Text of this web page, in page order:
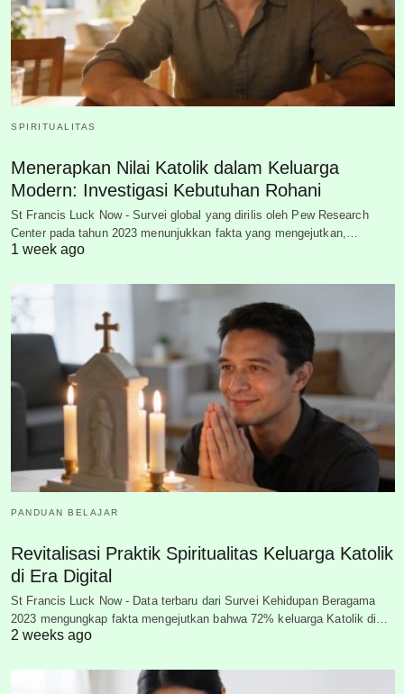
SPIRITUALITAS
Menerapkan Nilai Katolik dalam Keluarga
Modern: Investigasi Kebutuhan Rohani
St Francis Luck Now - Survei global yang dirilis oleh Pew Research
Center pada tahun 2023 menunjukkan fakta yang mengejutkan,…
1 week ago
PANDUAN BELAJAR
Revitalisasi Praktik Spiritualitas Keluarga Katolik
di Era Digital
St Francis Luck Now - Data terbaru dari Survei Kehidupan Beragama
2023 mengungkap fakta mengejutkan bahwa 72% keluarga Katolik di…
2 weeks ago